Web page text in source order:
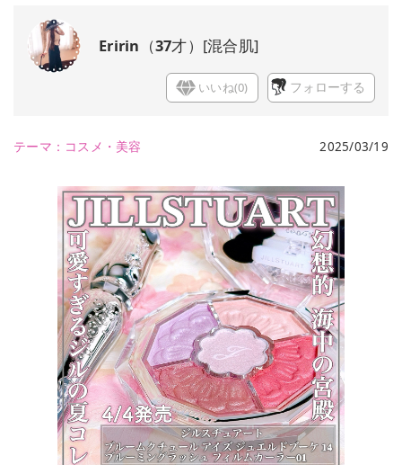
Eririn （37才） [混合肌]
いいね(0) フォローする
テーマ： コスメ・美容 2025/03/19